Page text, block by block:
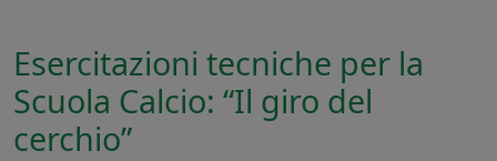
Esercitazioni tecniche per la
Scuola Calcio: “Il giro del
cerchio”